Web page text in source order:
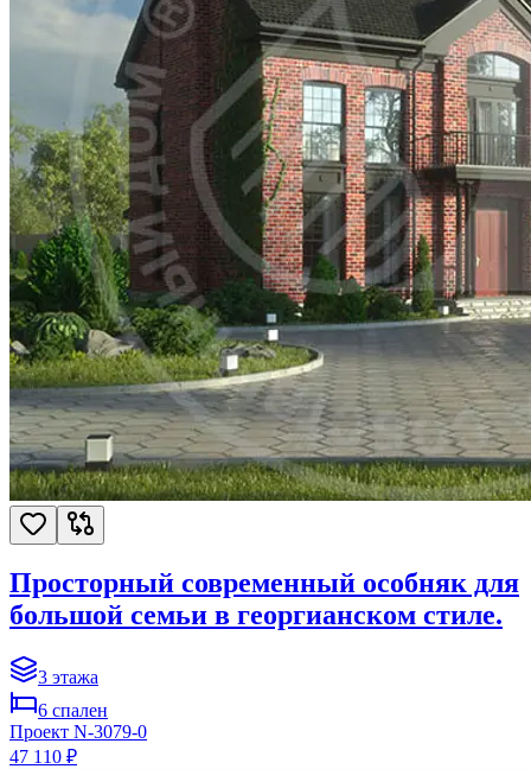
Просторный современный особняк для
большой семьи в георгианском стиле.
3 этажа
6 спален
Проект N-3079-0
47 110 ₽